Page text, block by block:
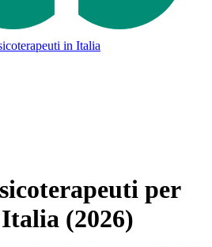
in Italia
per
(2026)